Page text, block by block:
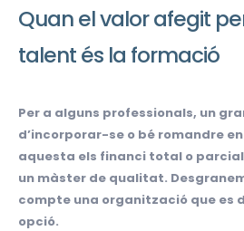
Quan el valor afegit
talent és la formació
Per a alguns professionals, un
d’incorporar-se o bé romandre
aquesta els financi total o
un màster de qualitat.
compte una organització que es
opció.